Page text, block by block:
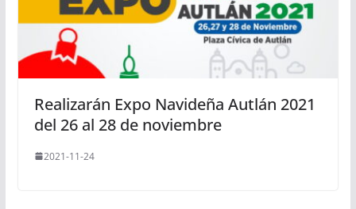
Realizarán Expo Navideña Autlán 2021
del 26 al 28 de noviembre
2021-11-24